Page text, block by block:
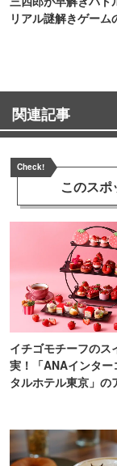
リアル謎解きゲーム
関連記事
Check!
このス
イチゴモチーフのス
実！「ANAインター
タルホテル東京」の